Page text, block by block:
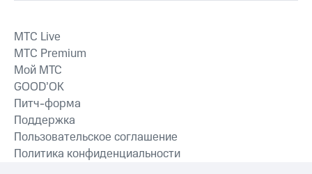
MTС Live
MTС Premium
Мой МТС
GOOD’OK
Питч-форма
Поддержка
Пользовательское соглашение
Политика конфиденциальности